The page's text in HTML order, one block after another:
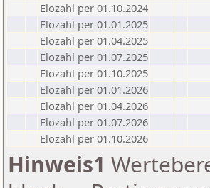
Elozahl per 01.10.2024
Elozahl per 01.01.2025
Elozahl per 01.04.2025
Elozahl per 01.07.2025
Elozahl per 01.10.2025
Elozahl per 01.01.2026
Elozahl per 01.04.2026
Elozahl per 01.07.2026
Elozahl per 01.10.2026
Hinweis1